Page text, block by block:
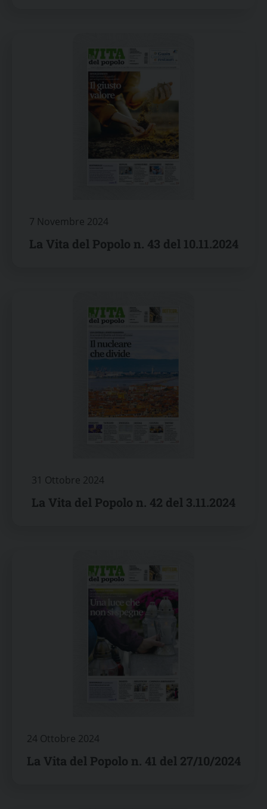
7 Novembre 2024
La Vita del Popolo n. 43 del 10.11.2024
31 Ottobre 2024
La Vita del Popolo n. 42 del 3.11.2024
24 Ottobre 2024
La Vita del Popolo n. 41 del 27/10/2024